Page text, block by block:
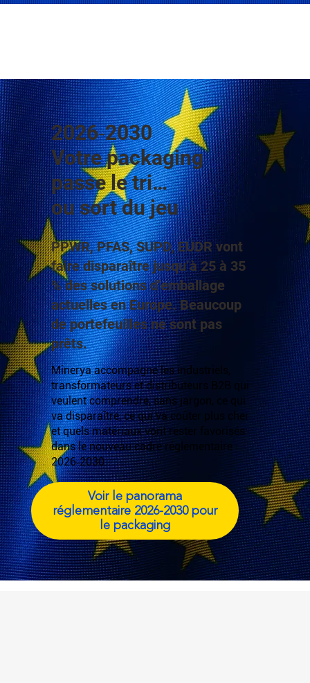
2026‑2030
Votre packaging
passe le tri…
ou sort du jeu
PPWR, PFAS, SUPD, EUDR vont
faire disparaître jusqu’à 25 à 35
% des solutions d’emballage
actuelles en Europe. Beaucoup
de portefeuilles ne sont pas
prêts.
Minerya accompagne les industriels,
transformateurs et distributeurs B2B qui
veulent comprendre, sans jargon, ce qui
va disparaître, ce qui va coûter plus cher
et quels matériaux vont rester favorisés
dans le nouveau cadre réglementaire
2026‑2030.
Voir le panorama
réglementaire 2026‑2030 pour
le packaging